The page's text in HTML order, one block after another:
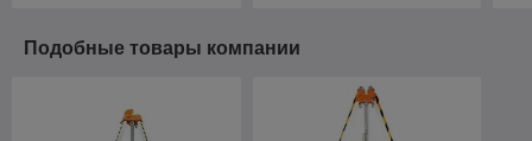
Подобные товары компании